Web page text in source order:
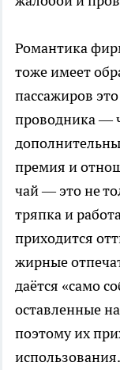
Романтика
тоже имеет
пассажиров
проводника —
премия и
чай — это не
тряпка и
приходится
жирные
даётся «само
оставленные
поэтому их